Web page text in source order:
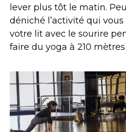
lever plus tôt le matin.
déniché l’activité qui
votre lit avec le sourire
faire du yoga à 210